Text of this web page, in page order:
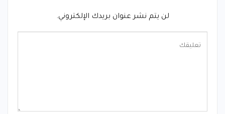
لن يتم نشر عنوان بريدك الإلكتروني.